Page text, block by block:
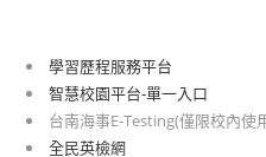
學習歷程服務平台
智慧校園平台-單一入口
台南海事E-Testing(僅限校內使
全民英檢網